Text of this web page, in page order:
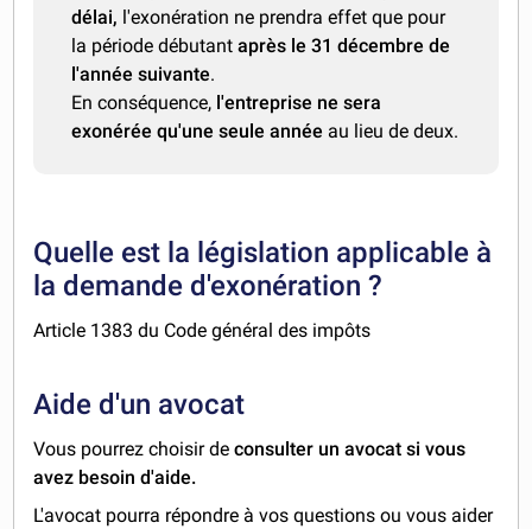
délai, l'exonération ne prendra effet que pour
la période débutant après le 31 décembre de
l'année suivante.
En conséquence, l'entreprise ne sera
exonérée qu'une seule année au lieu de deux.
Quelle est la législation applicable à
la demande d'exonération ?
Article 1383 du Code général des impôts
Aide d'un avocat
Vous pourrez choisir deconsulter un avocat si vous
avez besoin d'aide.
L'avocat pourra répondre à vos questions ou vous aider